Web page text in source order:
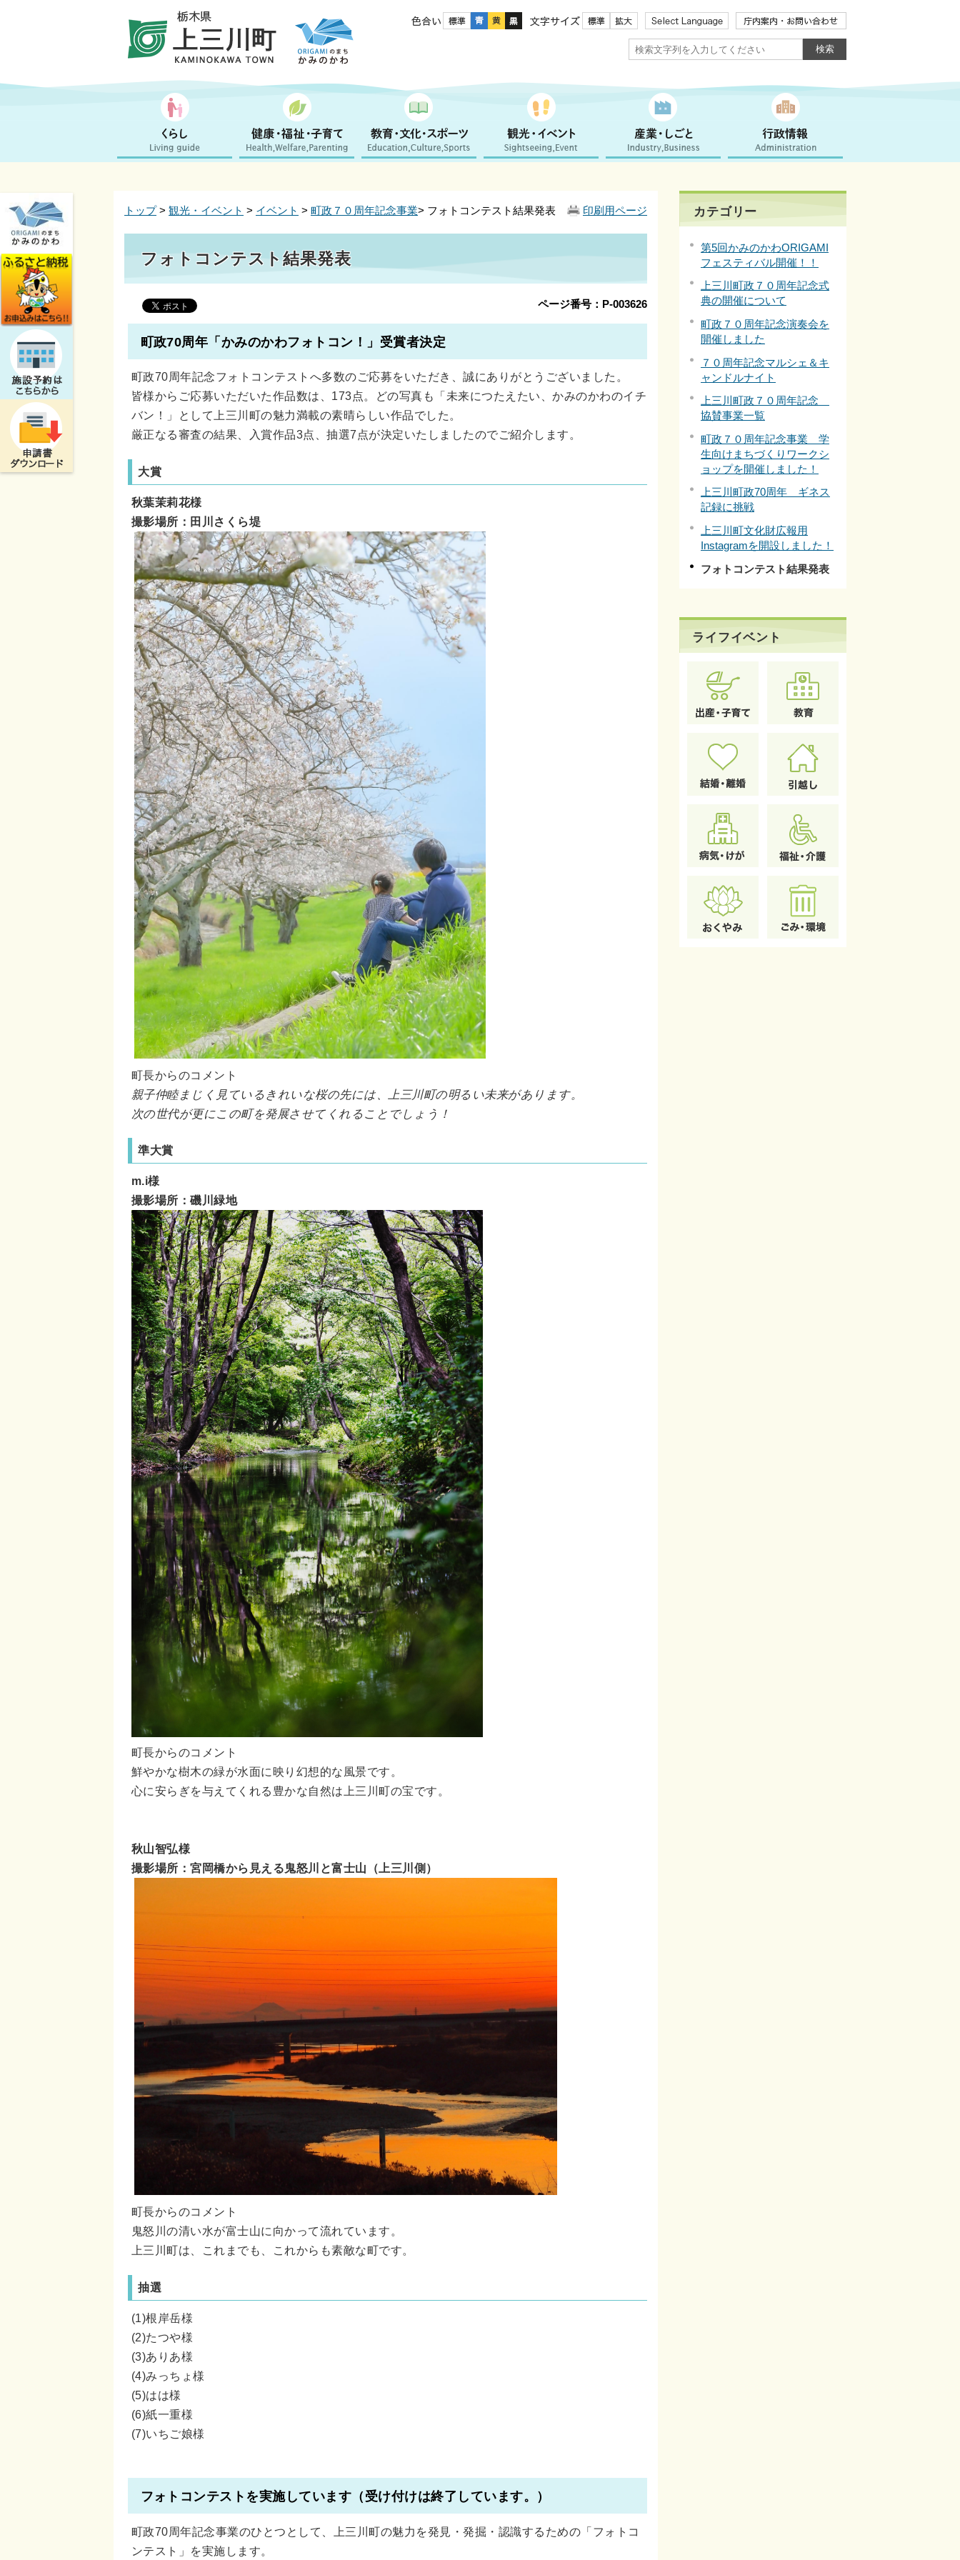
色合い 文字サイズ
印刷用ページ
トップ> 観光・イベント > イベント > 町政７０周年記念事業> フォトコンテスト結果発表
フォトコンテスト結果発表
ページ番号：P-003626
町政70周年「かみのかわフォトコン！」受賞者決定
町政70周年記念フォトコンテストへ多数のご応募をいただき、誠にありがとうございました。
皆様からご応募いただいた作品数は、173点。どの写真も「未来につたえたい、かみのかわのイチ
バン！」として上三川町の魅力満載の素晴らしい作品でした。
厳正なる審査の結果、入賞作品3点、抽選7点が決定いたしましたのでご紹介します。
大賞
秋葉茉莉花様
撮影場所：田川さくら堤
町長からのコメント
親子仲睦まじく見ているきれいな桜の先には、上三川町の明るい未来があります。
次の世代が更にこの町を発展させてくれることでしょう！
準大賞
m.i様
撮影場所：磯川緑地
町長からのコメント
鮮やかな樹木の緑が水面に映り幻想的な風景です。
心に安らぎを与えてくれる豊かな自然は上三川町の宝です。
秋山智弘様
撮影場所：宮岡橋から見える鬼怒川と富士山（上三川側）
町長からのコメント
鬼怒川の清い水が富士山に向かって流れています。
上三川町は、これまでも、これからも素敵な町です。
抽選
(1)根岸岳様
(2)たつや様
(3)ありあ様
(4)みっちょ様
(5)はは様
(6)紙一重様
(7)いちご娘様
フォトコンテストを実施しています（受け付けは終了しています。）
町政70周年記念事業のひとつとして、上三川町の魅力を発見・発掘・認識するための「フォトコ
ンテスト」を実施します。
カテゴリー
第5回かみのかわORIGAMI
フェスティバル開催！！
上三川町政７０周年記念式
典の開催について
町政７０周年記念演奏会を
開催しました
７０周年記念マルシェ＆キ
ャンドルナイト
上三川町政７０周年記念
協賛事業一覧
町政７０周年記念事業 学
生向けまちづくりワークシ
ョップを開催しました！
上三川町政70周年 ギネス
記録に挑戦
上三川町文化財広報用
Instagramを開設しました！
フォトコンテスト結果発表
ライフイベント